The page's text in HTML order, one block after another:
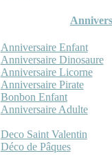
Anniversaire Enfant
Anniversaire Dinosaure
Anniversaire Licorne
Anniversaire Pirate
Bonbon Enfant
Anniversaire Adulte
Deco Saint Valentin
Déco de Pâques